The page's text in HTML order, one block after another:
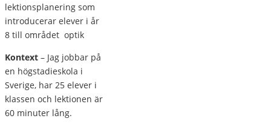
lektionsplanering som
introducerar elever i år
8 till området optik
Kontext – Jag jobbar på
en högstadieskola i
Sverige, har 25 elever i
klassen och lektionen är
60 minuter lång.